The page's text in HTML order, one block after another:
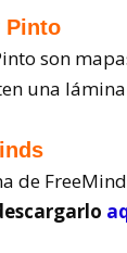
Pinto
son
una
de